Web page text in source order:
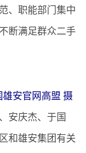
、职能部门集中
断满足群众二手
安官网高盟 摄
安庆杰、于国
和雄安集团有关